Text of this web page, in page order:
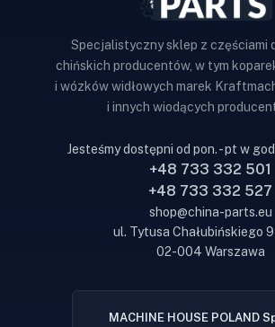
Specjalistyczny sklep z częściami
chińskich producentów, w tym
i wózków widłowych marek
i innych wiodących
Jesteśmy dostępni od pon. - pt w
+48 733 332 501
+48 733 332 527
shop@china-parts.eu
ul. Tytusa Chałubińskiego
02-004 Warszawa
MACHINE HOUSE POLAND